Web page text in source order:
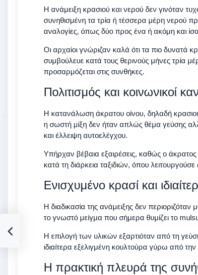
Η ανάμειξη κρασιού και νερού δεν γινόταν
συνηθισμένη τα τρία ή τέσσερα μέρη νερού
αναλογίες, όπως δύο προς ένα ή ακόμη και
Οι αρχαίοι γνώριζαν καλά ότι τα πιο δυνατά
συμβούλευε κατά τους θερινούς μήνες τρία
προσαρμόζεται στις συνθήκες.
Πολιτισμός και κοινωνικοί
Η κατανάλωση άκρατου οίνου, δηλαδή
η σωστή μίξη δεν ήταν απλώς θέμα γεύσης
και έλλειψη αυτοελέγχου.
Υπήρχαν βέβαια εξαιρέσεις, καθώς ο άκρατος
κατά τη διάρκεια ταξιδιών, όπου
Ενισχυμένο κρασί και
Η διαδικασία της ανάμειξης δεν
το γνωστό μείγμα που σήμερα θυμίζει το
Η επιλογή των υλικών εξαρτιόταν από τη
ιδιαίτερα εξελιγμένη κουλτούρα γύρω από
Η πρακτική πλευρά της